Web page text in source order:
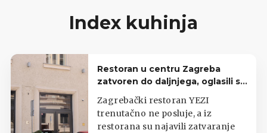
Index kuhinja
Restoran u centru Zagreba
zatvoren do daljnjega, oglasili se
iz lokala
Zagrebački restoran YEZI
trenutačno ne posluje, a iz
restorana su najavili zatvaranje